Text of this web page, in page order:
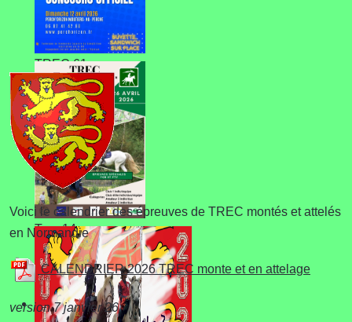
TREC 61
Trec 14
Voici le calendrier des épreuves de TREC montés et attelés
en Normandie
CALENDRIER 2026 TREC monte et en attelage
version 7 janvier 26